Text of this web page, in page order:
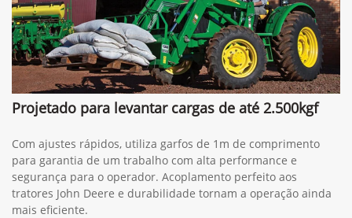
Projetado para levantar cargas de até 2.500kgf
Com ajustes rápidos, utiliza garfos de 1m de comprimento
para garantia de um trabalho com alta performance e
segurança para o operador. Acoplamento perfeito aos
tratores John Deere e durabilidade tornam a operação ainda
mais eficiente.